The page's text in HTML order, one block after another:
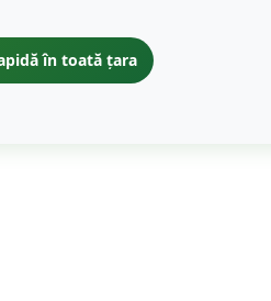
în toată țara